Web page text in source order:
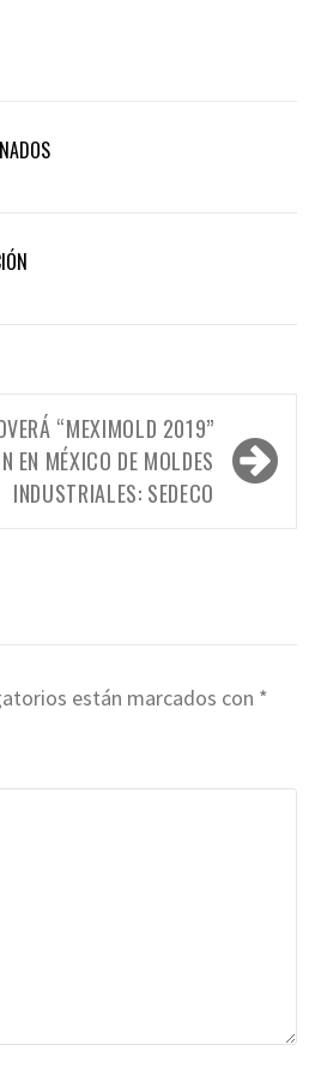
“MEXIMOLD 2019”
EN MÉXICO DE MOLDES
INDUSTRIALES: SEDECO
están marcados con *